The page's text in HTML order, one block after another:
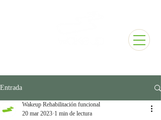
Entrada
Wakeup Rehabilitación funcional
20 mar 2023 1 min de lectura